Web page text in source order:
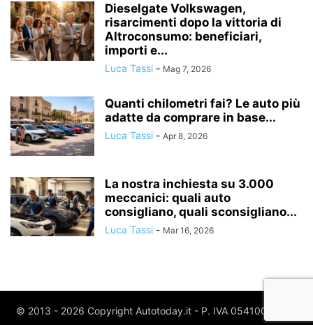
Dieselgate Volkswagen,
risarcimenti dopo la vittoria di
Altroconsumo: beneficiari,
importi e...
Luca Tassi - Mag 7, 2026
Quanti chilometri fai? Le auto più
adatte da comprare in base...
Luca Tassi - Apr 8, 2026
La nostra inchiesta su 3.000
meccanici: quali auto
consigliano, quali sconsigliano...
Luca Tassi - Mar 16, 2026
© 2013 - 2026 Copyright Autotoday.it - P. IVA 05410020969